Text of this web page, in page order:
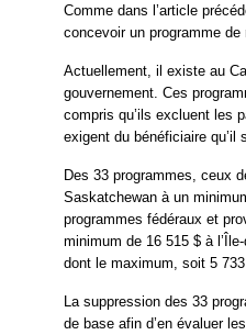
Comme dans l’article
concevoir un programme de
Actuellement, il existe au
gouvernement. Ces
compris qu’ils excluent les
exigent du bénéficiaire qu’il
Des 33 programmes, ceux
Saskatchewan à un
programmes fédéraux et
minimum de 16 515 $ à
dont le maximum, soit 5
La suppression des 33
de base afin d’en évaluer